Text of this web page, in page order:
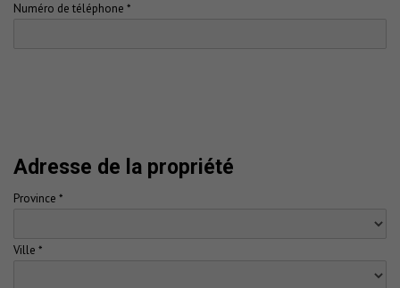
Numéro de téléphone *
Adresse de la propriété
Province *
Ville *